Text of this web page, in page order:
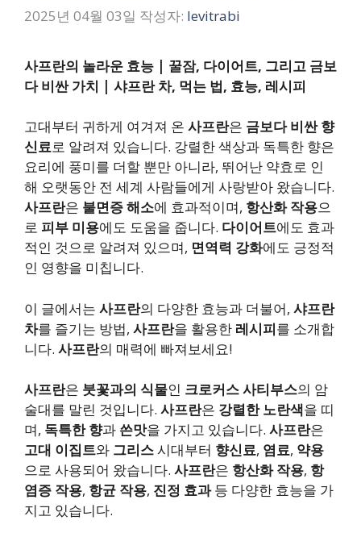
2025년 04월 03일 작성자: levitrabi
사프란의 놀라운 효능 | 꿀잠, 다이어트, 그리고 금보
다 비싼 가치 | 샤프란 차, 먹는 법, 효능, 레시피
고대부터 귀하게 여겨져 온 사프란은 금보다 비싼 향
신료로 알려져 있습니다. 강렬한 색상과 독특한 향은
요리에 풍미를 더할 뿐만 아니라, 뛰어난 약효로 인
해 오랫동안 전 세계 사람들에게 사랑받아 왔습니다.
사프란은 불면증 해소에 효과적이며, 항산화 작용으
로 피부 미용에도 도움을 줍니다. 다이어트에도 효과
적인 것으로 알려져 있으며, 면역력 강화에도 긍정적
인 영향을 미칩니다.
이 글에서는 사프란의 다양한 효능과 더불어, 샤프란
차를 즐기는 방법, 사프란을 활용한 레시피를 소개합
니다. 사프란의 매력에 빠져보세요!
사프란은 붓꽃과의 식물인 크로커스 사티부스의 암
술대를 말린 것입니다. 사프란은 강렬한 노란색을 띠
며, 독특한 향과 쓴맛을 가지고 있습니다. 사프란은
고대 이집트와 그리스시대부터 향신료, 염료, 약용
으로 사용되어 왔습니다. 사프란은 항산화 작용, 항
염증 작용, 항균 작용, 진정 효과등 다양한 효능을 가
지고 있습니다.